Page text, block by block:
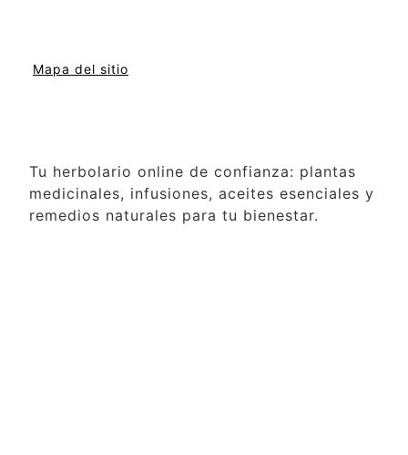
Mapa del sitio
Tu herbolario online de confianza: plantas
medicinales, infusiones, aceites esenciales y
remedios naturales para tu bienestar.